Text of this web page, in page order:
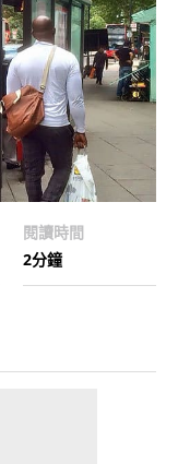
閱讀時間
2分鐘